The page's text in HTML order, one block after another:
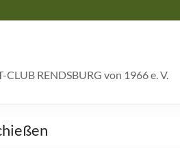
CLUB RENDSBURG von 1966 e. V.